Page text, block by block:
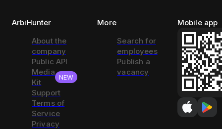
ArbiHunter
About the
company
Public API
Media
Kit
NEW
Support
Terms of
Service
Privacy
More
Search for
employees
Publish a
vacancy
Mobile app